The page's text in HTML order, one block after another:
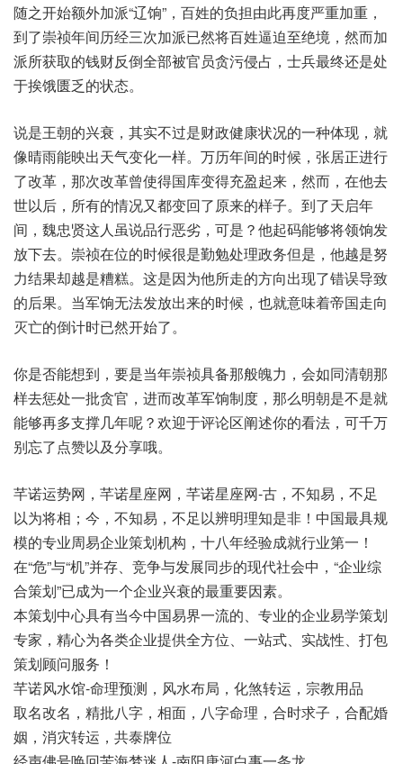
随之开始额外加派“辽饷”，百姓的负担由此再度严重加重，
到了崇祯年间历经三次加派已然将百姓逼迫至绝境，然而加
派所获取的钱财反倒全部被官员贪污侵占，士兵最终还是处
于挨饿匮乏的状态。
说是王朝的兴衰，其实不过是财政健康状况的一种体现，就
像晴雨能映出天气变化一样。万历年间的时候，张居正进行
了改革，那次改革曾使得国库变得充盈起来，然而，在他去
世以后，所有的情况又都变回了原来的样子。到了天启年
间，魏忠贤这人虽说品行恶劣，可是？他起码能够将领饷发
放下去。崇祯在位的时候很是勤勉处理政务但是，他越是努
力结果却越是糟糕。这是因为他所走的方向出现了错误导致
的后果。当军饷无法发放出来的时候，也就意味着帝国走向
灭亡的倒计时已然开始了。
你是否能想到，要是当年崇祯具备那般魄力，会如同清朝那
样去惩处一批贪官，进而改革军饷制度，那么明朝是不是就
能够再多支撑几年呢？欢迎于评论区阐述你的看法，可千万
别忘了点赞以及分享哦。
芊诺运势网，芊诺星座网，芊诺星座网-古，不知易，不足
以为将相；今，不知易，不足以辨明理知是非！中国最具规
模的专业周易企业策划机构，十八年经验成就行业第一！
在“危”与“机”并存、竞争与发展同步的现代社会中，“企业综
合策划”已成为一个企业兴衰的最重要因素。
本策划中心具有当今中国易界一流的、专业的企业易学策划
专家，精心为各类企业提供全方位、一站式、实战性、打包
策划顾问服务！
芊诺风水馆-命理预测，风水布局，化煞转运，宗教用品
取名改名，精批八字，相面，八字命理，合时求子，合配婚
姻，消灾转运，共泰牌位